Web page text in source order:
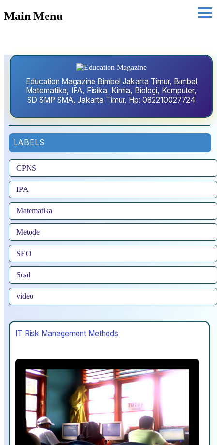
Main Menu
Education Magazine Bimbel Jakarta Timur, Bimbel
Matematika, IPA, Fisika, Kimia, Biologi, Komputer,
SD SMP SMA, Jakarta Timur, Hp: 082210027724
LABELS
CPNS
IPA
Matematika
Metode
SEO
Soal
video
IT Risk Management Methods